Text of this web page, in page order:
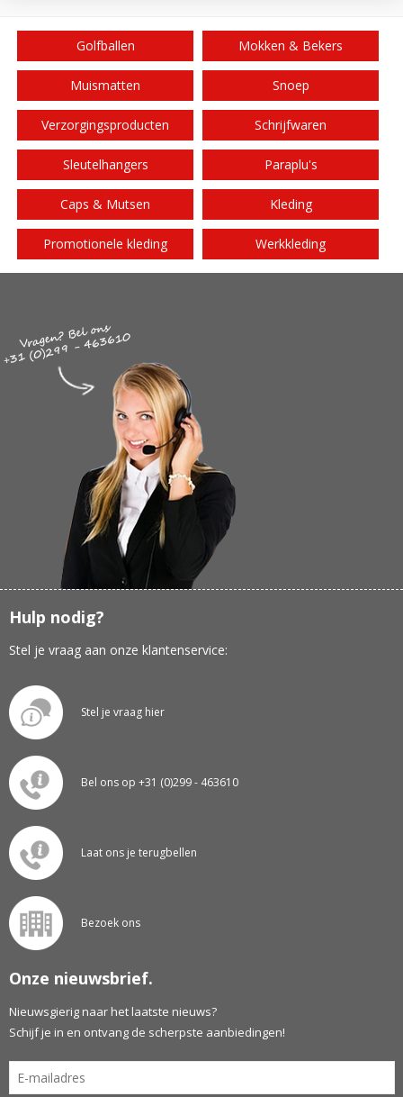
Golfballen Mokken & Bekers
Muismatten Snoep
Verzorgingsproducten Schrijfwaren
Sleutelhangers Paraplu's
Caps & Mutsen Kleding
Promotionele kleding Werkkleding
Hulp nodig?
Stel je vraag aan onze klantenservice:
Stel je vraag hier
Bel ons op +31 (0)299 - 463610
Laat ons je terugbellen
Bezoek ons
Onze nieuwsbrief.
Nieuwsgierig naar het laatste nieuws?
Schijf je in en ontvang de scherpste aanbiedingen!